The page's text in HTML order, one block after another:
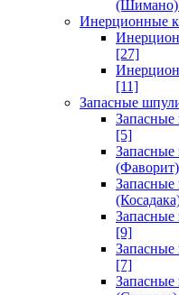
(Шимано)
Инерционные
[27]
[11]
Запасные
[5]
Запасные
(Фаворит)
Запасные
[9]
[7]
Запасные